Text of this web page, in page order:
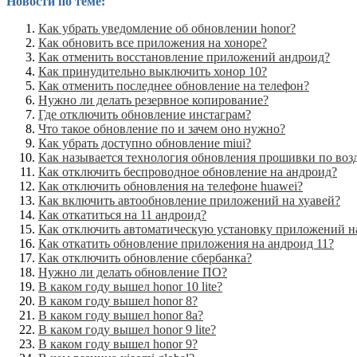
Как убрать уведомление об обновлении honor?
Как обновить все приложения на хоноре?
Как отменить восстановление приложений андроид?
Как принудительно выключить хонор 10?
Как отменить последнее обновление на телефон?
Нужно ли делать резервное копирование?
Где отключить обновление инстаграм?
Что такое обновление по и зачем оно нужно?
Как убрать доступно обновление miui?
Как называется технология обновления прошивки по
Как отключить беспроводное обновление на андроид?
Как отключить обновления на телефоне huawei?
Как включить автообновление приложений на хуавей?
Как откатиться на 11 андроид?
Как отключить автоматическую установку приложений
Как откатить обновление приложения на андроид 11?
Как отключить обновление сбербанка?
Нужно ли делать обновление ПО?
В каком году вышел honor 10 lite?
В каком году вышел honor 8?
В каком году вышел honor 8a?
В каком году вышел honor 9 lite?
В каком году вышел honor 9?